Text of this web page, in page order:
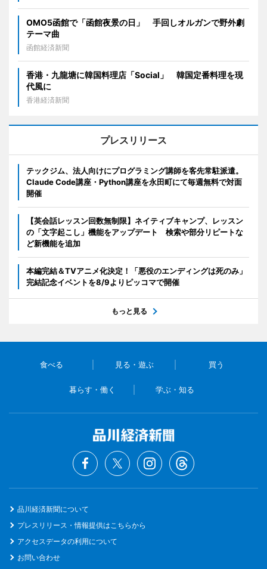
OMO5函館で「函館夜景の日」 手回しオルガンで野外劇
テーマ曲
函館経済新聞
香港・九龍塘に韓国料理店「Social」 韓国定番料理を現
代風に
香港経済新聞
プレスリリース
テックジム、法人向けにプログラミング講師を客先常駐派遣。
Claude Code講座・Python講座を永田町にて毎週無料で対面
開催
【英会話レッスン回数無制限】ネイティブキャンプ、レッスン
の「文字起こし」機能をアップデート 検索や部分リピートな
ど新機能を追加
本編完結＆TVアニメ化決定！「悪役のエンディングは死のみ」
完結記念イベントを8/9よりピッコマで開催
もっと見る
食べる 見る・遊ぶ 買う
暮らす・働く 学ぶ・知る
品川経済新聞について
プレスリリース・情報提供はこちらから
アクセスデータの利用について
お問い合わせ